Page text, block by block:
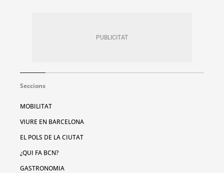
Seccions
MOBILITAT
VIURE EN BARCELONA
EL POLS DE LA CIUTAT
¿QUI FA BCN?
GASTRONOMIA